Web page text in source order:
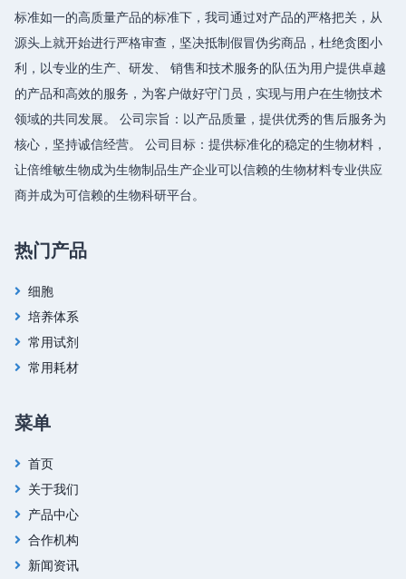
标准如一的高质量产品的标准下，我司通过对产品的严格把关，从
源头上就开始进行严格审查，坚决抵制假冒伪劣商品，杜绝贪图小
利，以专业的生产、研发、 销售和技术服务的队伍为用户提供卓越
的产品和高效的服务，为客户做好守门员，实现与用户在生物技术
领域的共同发展。 公司宗旨：以产品质量，提供优秀的售后服务为
核心，坚持诚信经营。 公司目标：提供标准化的稳定的生物材料，
让倍维敏生物成为生物制品生产企业可以信赖的生物材料专业供应
商并成为可信赖的生物科研平台。
热门产品
细胞
培养体系
常用试剂
常用耗材
菜单
首页
关于我们
产品中心
合作机构
新闻资讯